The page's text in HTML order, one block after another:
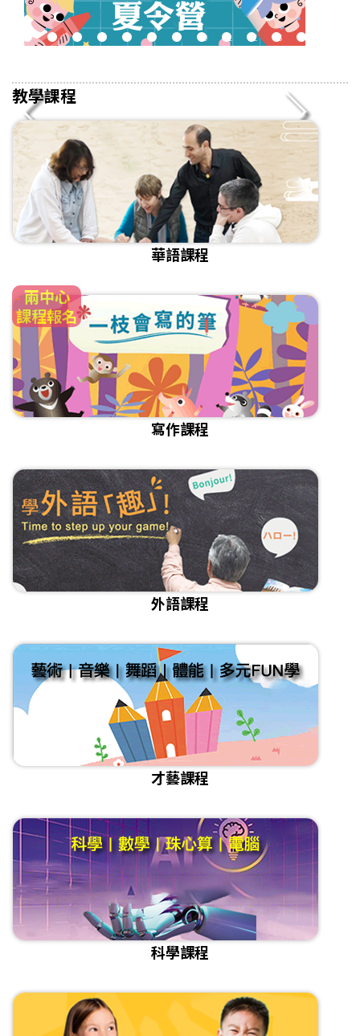
兩中心
課程報名
4 5 6 7 8 9 10 11 12 13 14
教學課程
華語課程
寫作課程
外語課程
才藝課程
科學課程